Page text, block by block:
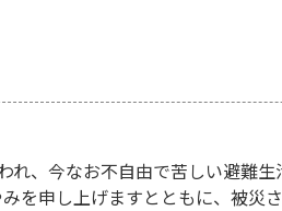
れ、今なお不自由で苦しい避難
を申し上げますとともに、被災